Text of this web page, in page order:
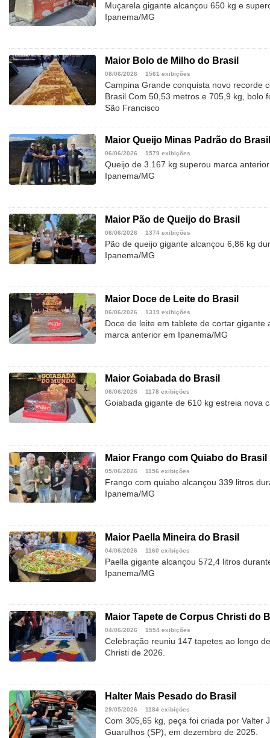
Muçarela gigante alcançou 650 kg e
Ipanema/MG
Maior Bolo de Milho do Brasil
08/06/2026 1561 exibições
Campina Grande conquista novo recorde
Brasil Com 50,53 metros e 705,9 kg, bolo
São Francisco
Maior Queijo Minas Padrão do Brasil
06/06/2026 1579 exibições
Queijo de 3.167 kg superou marca
Ipanema/MG
Maior Pão de Queijo do Brasil
06/06/2026 1374 exibições
Pão de queijo gigante alcançou 6,86 kg
Ipanema/MG
Maior Doce de Leite do Brasil
06/06/2026 1319 exibições
Doce de leite em tablete de cortar gigante
marca anterior em Ipanema/MG
Maior Goiabada do Brasil
06/06/2026 1178 exibições
Goiabada gigante de 610 kg estreia nova
Maior Frango com Quiabo do Brasil
05/06/2026 1156 exibições
Frango com quiabo alcançou 339 litros
Ipanema/MG
Maior Paella Mineira do Brasil
04/06/2026 1160 exibições
Paella gigante alcançou 572,4 litros
Ipanema/MG
Maior Tapete de Corpus Christi do
04/06/2026 1554 exibições
Celebração reuniu 147 tapetes ao longo
Christi de 2026.
Halter Mais Pesado do Brasil
29/05/2026 1184 exibições
Com 305,65 kg, peça foi criada por Valter
Guarulhos (SP), em dezembro de 2025.